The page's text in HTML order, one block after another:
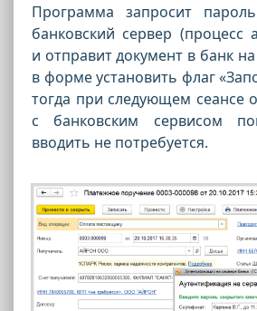
Программа запросит
банковский сервер (процесс
и отправит документ в банк
в форме установить флаг
тогда при следующем сеансе
с банковским сервисом
вводить не потребуется.